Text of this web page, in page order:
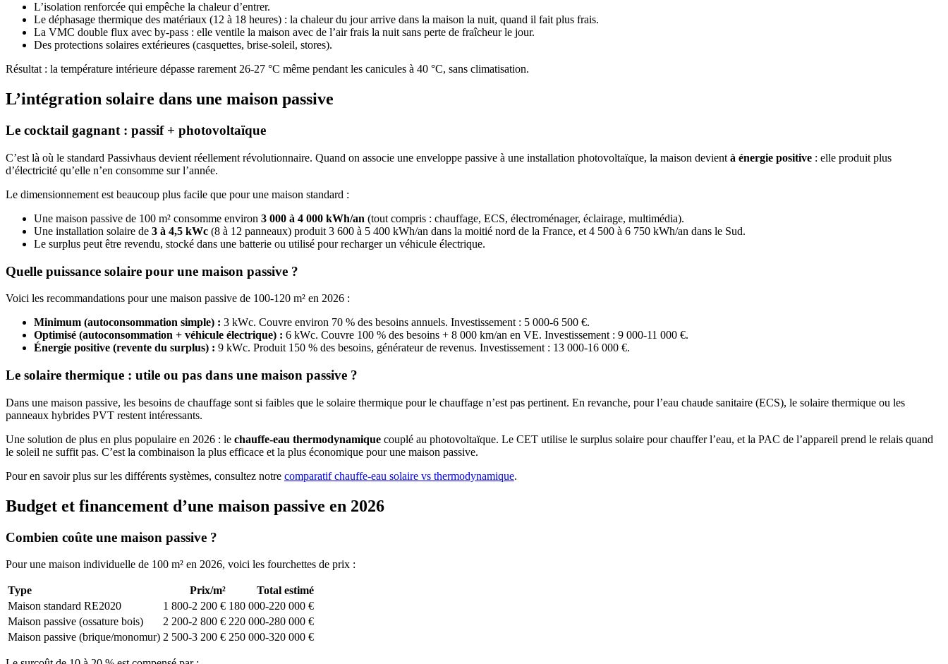
L’isolation renforcée qui empêche la chaleur d’entrer.
Le déphasage thermique des matériaux (12 à 18 heures) : la chaleur du jour arrive dans la maison la nuit, quand il fait plus frais.
La VMC double flux avec by-pass : elle ventile la maison avec de l’air frais la nuit sans perte de fraîcheur le jour.
Des protections solaires extérieures (casquettes, brise-soleil, stores).
Résultat : la température intérieure dépasse rarement 26-27 °C même pendant les canicules à 40 °C, sans climatisation.
L’intégration solaire dans une maison passive
Le cocktail gagnant : passif + photovoltaïque
C’est là où le standard Passivhaus devient réellement révolutionnaire. Quand on associe une enveloppe passive à une installation photovoltaïque, la maison devient à énergie positive : elle produit plus
d’électricité qu’elle n’en consomme sur l’année.
Le dimensionnement est beaucoup plus facile que pour une maison standard :
Une maison passive de 100 m² consomme environ 3 000 à 4 000 kWh/an (tout compris : chauffage, ECS, électroménager, éclairage, multimédia).
Une installation solaire de 3 à 4,5 kWc (8 à 12 panneaux) produit 3 600 à 5 400 kWh/an dans la moitié nord de la France, et 4 500 à 6 750 kWh/an dans le Sud.
Le surplus peut être revendu, stocké dans une batterie ou utilisé pour recharger un véhicule électrique.
Quelle puissance solaire pour une maison passive ?
Voici les recommandations pour une maison passive de 100-120 m² en 2026 :
Minimum (autoconsommation simple) : 3 kWc. Couvre environ 70 % des besoins annuels. Investissement : 5 000-6 500 €.
Optimisé (autoconsommation + véhicule électrique) : 6 kWc. Couvre 100 % des besoins + 8 000 km/an en VE. Investissement : 9 000-11 000 €.
Énergie positive (revente du surplus) : 9 kWc. Produit 150 % des besoins, générateur de revenus. Investissement : 13 000-16 000 €.
Le solaire thermique : utile ou pas dans une maison passive ?
Dans une maison passive, les besoins de chauffage sont si faibles que le solaire thermique pour le chauffage n’est pas pertinent. En revanche, pour l’eau chaude sanitaire (ECS), le solaire thermique ou les
panneaux hybrides PVT restent intéressants.
Une solution de plus en plus populaire en 2026 : le chauffe-eau thermodynamique couplé au photovoltaïque. Le CET utilise le surplus solaire pour chauffer l’eau, et la PAC de l’appareil prend le relais quand
le soleil ne suffit pas. C’est la combinaison la plus efficace et la plus économique pour une maison passive.
Pour en savoir plus sur les différents systèmes, consultez notre comparatif chauffe-eau solaire vs thermodynamique.
Budget et financement d’une maison passive en 2026
Combien coûte une maison passive ?
Pour une maison individuelle de 100 m² en 2026, voici les fourchettes de prix :
Type Prix/m²
Total estimé
Maison standard RE2020
1 800-2 200 € 180 000-220 000 €
Maison passive (ossature bois)
2 200-2 800 € 220 000-280 000 €
Maison passive (brique/monomur) 2 500-3 200 € 250 000-320 000 €